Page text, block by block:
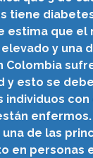
tiene
estima que el
y una
Colombia
y esto se
individuos
de las
en personas